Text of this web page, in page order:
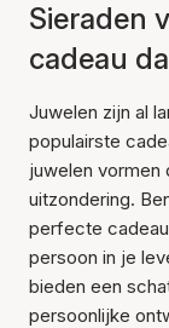
Sieraden
cadeau
Juwelen zijn al
populairste
juwelen vormen
uitzondering.
perfecte
persoon in je
bieden een
persoonlijke